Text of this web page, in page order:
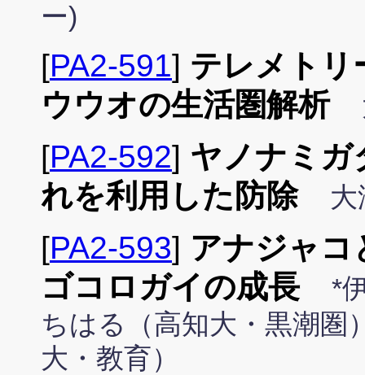
ー)
[PA2-591] テレメトリ
ウウオの生活圏解析
[PA2-592] ヤノナミガ
れを利用した防除
[PA2-593] アナジャコ
ゴコロガイの成長
*
ちはる（高知大・黒潮圏
大・教育）